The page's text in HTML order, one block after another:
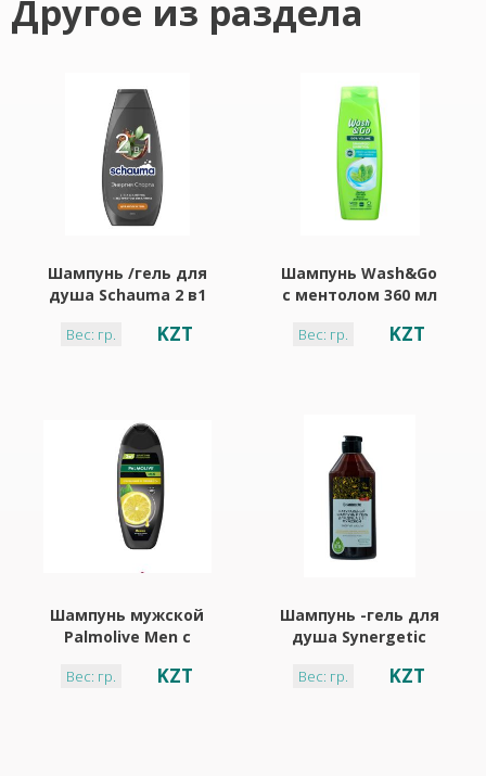
Другое из раздела
Шампунь /гель для
душа Schauma 2 в1
Вес: гр. KZT
Шампунь Wash&Go
с ментолом 360 мл
Вес: гр. KZT
Шампунь мужской
Palmolive Men с
450 мл
Вес: гр. KZT
Шампунь -гель для
душа Synergetic
сила граната,
Вес: гр. KZT